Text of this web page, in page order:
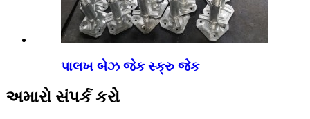
પાલખ બેઝ જેક સ્ક્રુ જેક
અમારો સંપર્ક કરો